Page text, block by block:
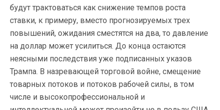
будут трактоваться как снижение темпов роста
ставки, к примеру, вместо прогнозируемых трех
повышений, ожидания сместятся на два, то давление
на доллар может усилиться. До конца остаются
неясными последствия уже подписанных указов
Трампа. В назревающей торговой войне, смещение
товарных потоков и потоков рабочей силы, в том
числе и высокопрофессиональной и